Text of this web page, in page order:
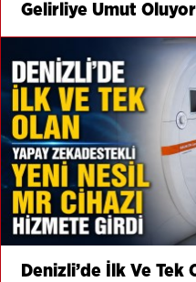
Gelirliye Umut Oluyor
Denizli’de İlk Ve Tek